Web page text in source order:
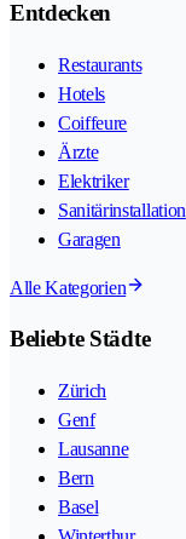
Entdecken
Restaurants
Hotels
Coiffeure
Ärzte
Elektriker
Sanitärinstallation
Garagen
Alle Kategorien
Beliebte Städte
Zürich
Genf
Lausanne
Bern
Basel